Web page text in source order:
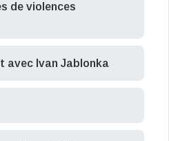
de violences
avec Ivan Jablonka